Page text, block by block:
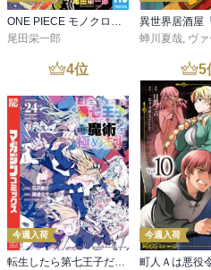
ONE PIECE モノクロ版 115
尾田栄一郎
蝉川夏哉, ヴァー
4位
今週入荷
転生したら第七王子だったので、気ままに魔術を極めます（２４）
5
今週入荷